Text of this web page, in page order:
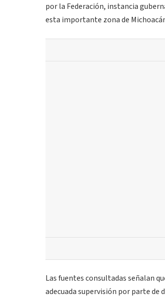
por la Federación, instancia
esta importante zona de
Las fuentes consultadas señalan
adecuada supervisión por parte